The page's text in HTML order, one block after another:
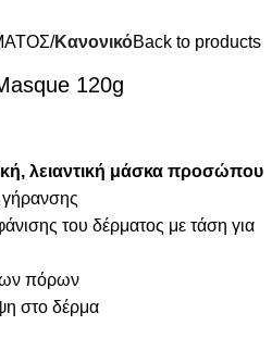
ΚανονικόBack to products
120g
λειαντική μάσκα προσώπου
γήρανσης
του δέρματος με τάση για
πόρων
στο δέρμα